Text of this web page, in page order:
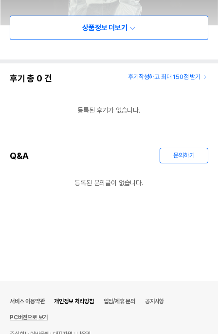
상품정보 더보기
후기 총 0 건 후기작성하고 최대 150점 받기
등록된 후기가 없습니다.
Q&A 문의하기
등록된 문의글이 없습니다.
서비스 이용약관 개인정보 처리방침 입점/제휴 문의 공지사항
PC버전으로 보기